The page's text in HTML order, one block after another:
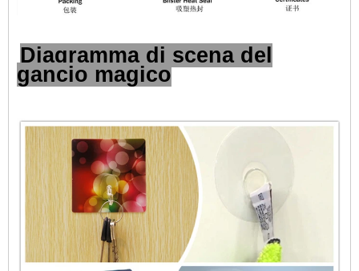
Diagramma di scena del
gancio magico